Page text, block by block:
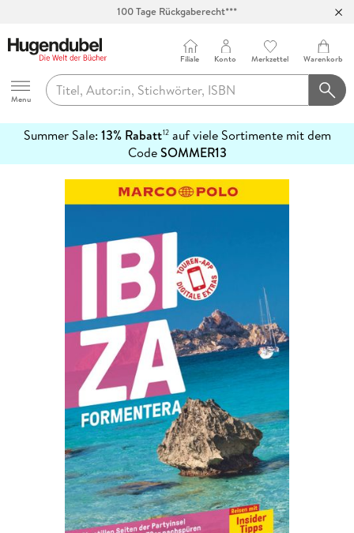
100 Tage Rückgaberecht***
Hugendubel
Menu
Filiale Konto Merkzettel Warenkorb
Summer Sale: 13% Rabatt12auf viele Sortimente mit dem
CodeSOMMER13
erfahren